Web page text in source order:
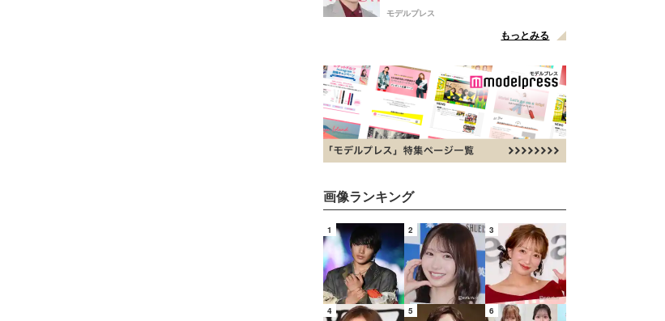
点変更のため
モデルプレス
もっとみる
画像ランキング
1 2 3
4 5 6